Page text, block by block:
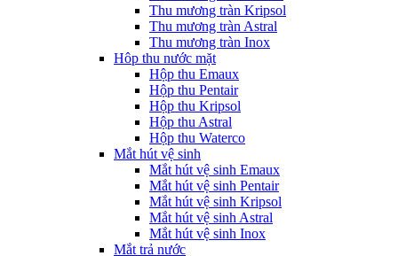
Thu mương tràn Kripsol
Thu mương tràn Astral
Thu mương tràn Inox
Hôp thu nước mặt
Hộp thu Emaux
Hộp thu Pentair
Hộp thu Kripsol
Hộp thu Astral
Hộp thu Waterco
Mắt hút vệ sinh
Mắt hút vệ sinh Emaux
Mắt hút vệ sinh Pentair
Mắt hút vệ sinh Kripsol
Mắt hút vệ sinh Astral
Mắt hút vệ sinh Inox
Mắt trả nước